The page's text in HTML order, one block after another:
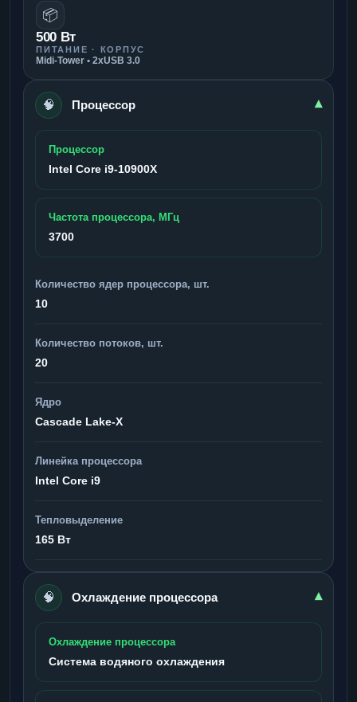
📦
500 Вт
ПИТАНИЕ · КОРПУС
Midi-Tower • 2xUSB 3.0
🧠 Процессор ▾
Процессор
Intel Core i9-10900X
Частота процессора, МГц
3700
Количество ядер процессора, шт.
10
Количество потоков, шт.
20
Ядро
Cascade Lake-X
Линейка процессора
Intel Core i9
Тепловыделение
165 Вт
🧠 Охлаждение процессора ▾
Охлаждение процессора
Система водяного охлаждения